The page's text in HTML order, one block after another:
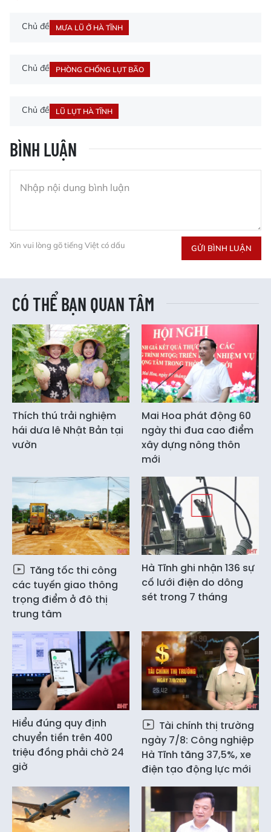
Chủ đề MƯA LŨ Ở HÀ TĨNH
Chủ đề PHÒNG CHỐNG LỤT BÃO
Chủ đề LŨ LỤT HÀ TĨNH
BÌNH LUẬN
Xin vui lòng gõ tiếng Việt có dấu GỬI BÌNH LUẬN
CÓ THỂ BẠN QUAN TÂM
Thích thú trải nghiệm
hái dưa lê Nhật Bản tại
vườn
Mai Hoa phát động 60
ngày thi đua cao điểm
xây dựng nông thôn
mới
Tăng tốc thi công
các tuyến giao thông
trọng điểm ở đô thị
trung tâm
Hà Tĩnh ghi nhận 136 sự
cố lưới điện do dông
sét trong 7 tháng
Hiểu đúng quy định
chuyển tiền trên 400
triệu đồng phải chờ 24
giờ
Tài chính thị trường
ngày 7/8: Công nghiệp
Hà Tĩnh tăng 37,5%, xe
điện tạo động lực mới